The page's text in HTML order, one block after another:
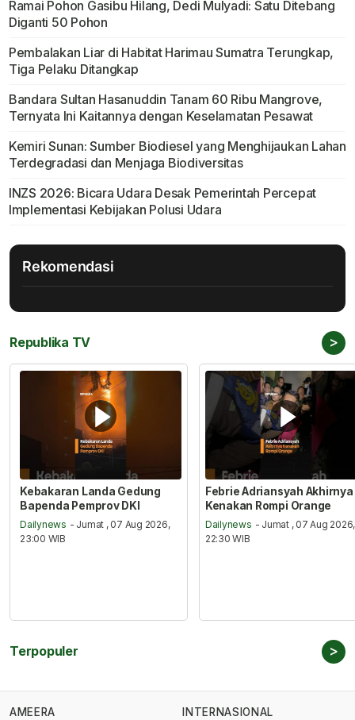
Ramai Pohon Gasibu Hilang, Dedi Mulyadi: Satu Ditebang
Diganti 50 Pohon
Pembalakan Liar di Habitat Harimau Sumatra Terungkap,
Tiga Pelaku Ditangkap
Bandara Sultan Hasanuddin Tanam 60 Ribu Mangrove,
Ternyata Ini Kaitannya dengan Keselamatan Pesawat
Kemiri Sunan: Sumber Biodiesel yang Menghijaukan Lahan
Terdegradasi dan Menjaga Biodiversitas
INZS 2026: Bicara Udara Desak Pemerintah Percepat
Implementasi Kebijakan Polusi Udara
Rekomendasi
Republika TV >
Kebakaran Landa Gedung
Bapenda Pemprov DKI
Dailynews - Jumat , 07 Aug 2026,
23:00 WIB
Febrie Adriansyah Akhirnya
Kenakan Rompi Orange
Dailynews - Jumat , 07 Aug 2026,
22:30 WIB
Terpopuler >
AMEERA INTERNASIONAL